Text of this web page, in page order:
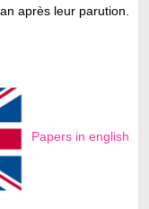
après leur parution.
Papers in english